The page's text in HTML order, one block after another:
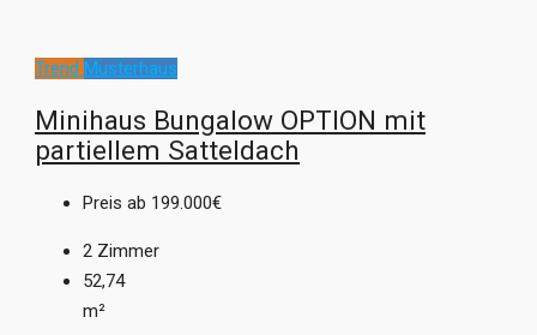
Trend Musterhaus
Minihaus Bungalow OPTION mit
partiellem Satteldach
Preis ab 199.000€
2 Zimmer
52,74
m²